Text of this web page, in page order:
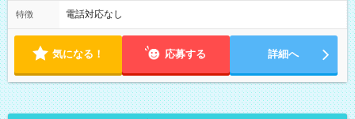
特徴 電話対応なし
気になる！ 応募する 詳細へ